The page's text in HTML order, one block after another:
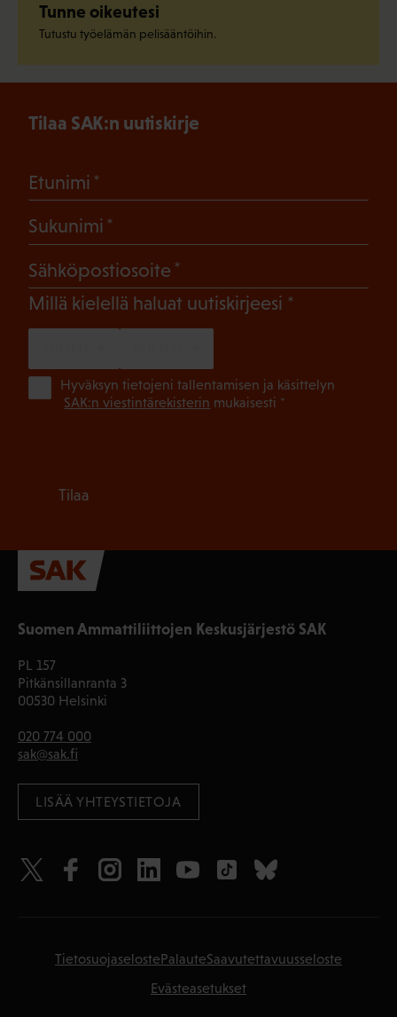
Tunne oikeutesi
Tutustu työelämän pelisääntöihin.
Suomen Ammattiliittojen Keskusjärjestö SAK
PL 157
Pitkänsillanranta 3
00530 Helsinki
020 774 000
sak@sak.fi
LISÄÄ YHTEYSTIETOJA
Tilaa SAK:n uutiskirje
Etunimi
Sukunimi
Sähköpostiosoite
Millä kielellä haluat uutiskirjeesi (Pakollinen)
Hyväksyn tietojeni tallentamisen ja käsittelyn
SAK:n viestintärekisterin mukaisesti *
Tilaa
TietosuojaselostePalauteSaavutettavuusseloste
Evästeasetukset